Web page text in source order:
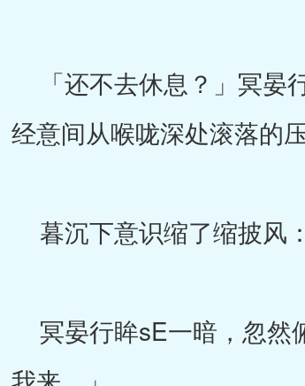
「还不去休息？」冥晏
经意间从喉咙深处滚落的压
暮沉下意识缩了缩披风
冥晏行眸sE一暗，忽然